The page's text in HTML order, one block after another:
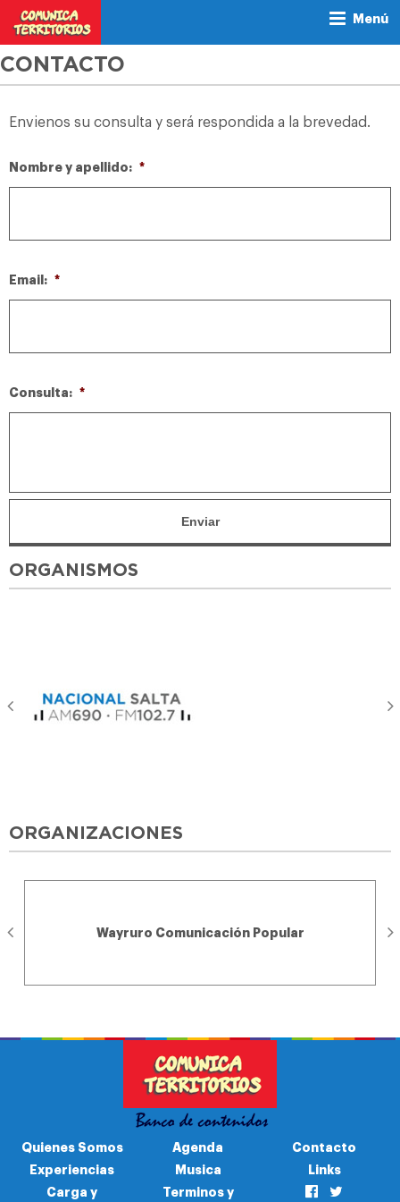
Menú
CONTACTO
Envienos su consulta y será respondida a la brevedad.
Nombre y apellido: *
Email: *
Consulta: *
ORGANISMOS
ORGANIZACIONES
Wayruro Comunicación Popular
Quienes Somos
Experiencias
Carga y
Agenda
Musica
Terminos y
Contacto
Links